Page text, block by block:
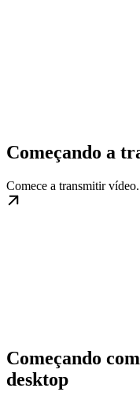
Começando a
Comece a transmitir vídeo.
Começando
desktop